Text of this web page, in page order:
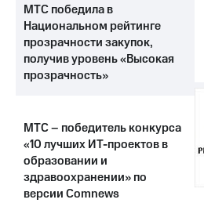
МТС победила в
Национальном рейтинге
прозрачности закупок,
получив уровень «Высокая
прозрачность»
МТС – победитель конкурса
«10 лучших ИТ-проектов в
образовании и
здравоохранении» по
версии Comnews